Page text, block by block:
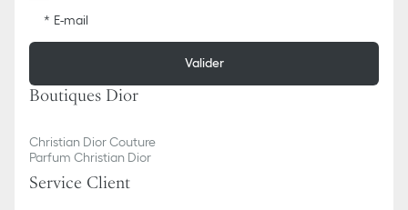
E-mail
Valider
Boutiques Dior
Christian Dior Couture
Parfum Christian Dior
Service Client